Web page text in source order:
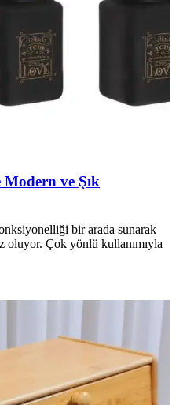
ve Şık
bir arada sunarak
oluyor. Çok yönlü kullanımıyla